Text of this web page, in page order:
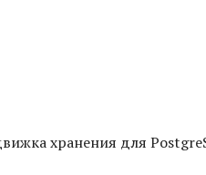
хранения для